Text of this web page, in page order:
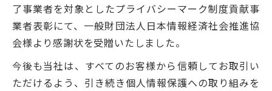
了事業者を対象としたプライバシーマーク制度貢献事
業者表彰にて、一般財団法人日本情報経済社会推進協
会様より感謝状を受贈いたしました。
今後も当社は、すべてのお客様から信頼してお取引い
ただけるよう、引き続き個人情報保護への取り組みを